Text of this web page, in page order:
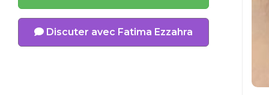
Discuter avec Fatima Ezzahra